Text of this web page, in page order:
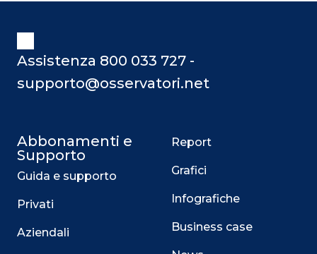
Assistenza 800 033 727 -
supporto@osservatori.net
Abbonamenti e
Supporto
Guida e supporto
Privati
Aziendali
Report
Grafici
Infografiche
Business case